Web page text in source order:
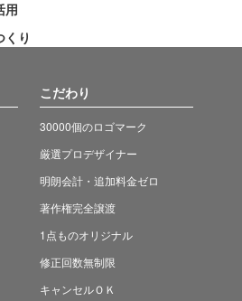
こだわり
30000個のロゴマーク
厳選プロデザイナー
明朗会計・追加料金ゼロ
著作権完全譲渡
1点ものオリジナル
修正回数無制限
キャンセルＯＫ